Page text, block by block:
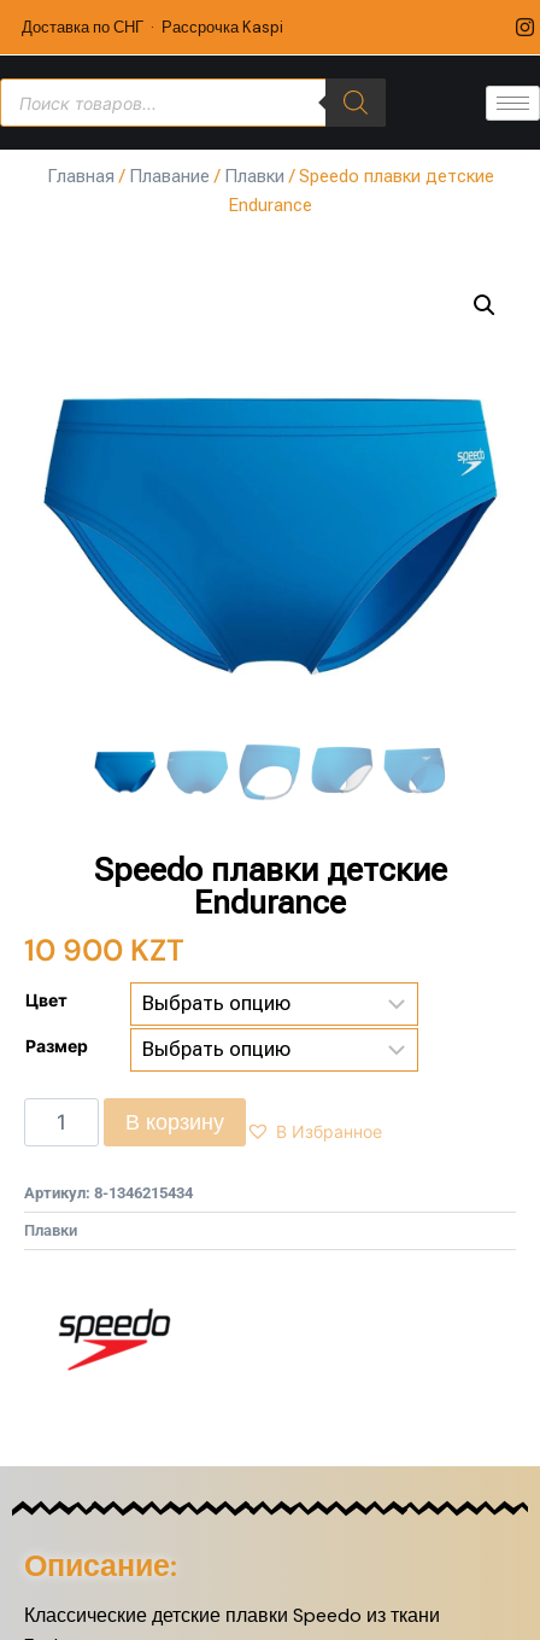
Доставка по СНГ · Рассрочка Kaspi
Главная / Плавание / Плавки / Speedo плавки детские
Endurance
Speedo плавки детские
Endurance
10 900 KZT
Цвет
Размер
В корзину В Избранное
Артикул: 8-1346215434
Плавки
Описание:
Классические детские плавки Speedo из ткани